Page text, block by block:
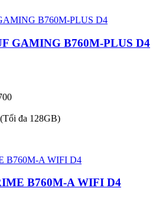
GAMING B760M-PLUS D4
đa 128GB)
B760M-A WIFI D4